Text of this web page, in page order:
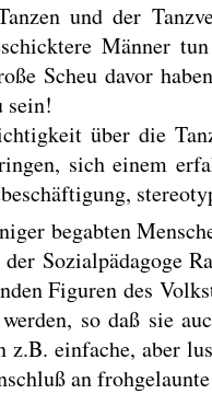
und der
Männer
Scheu davor
sein!
über die
sich einem
begabten
Sozialpädagoge
Figuren des
so daß sie
z.B. einfache, aber
an